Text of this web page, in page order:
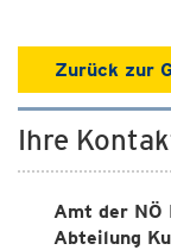
Zurück zur
Ihre
Amt der NÖ
Abteilung